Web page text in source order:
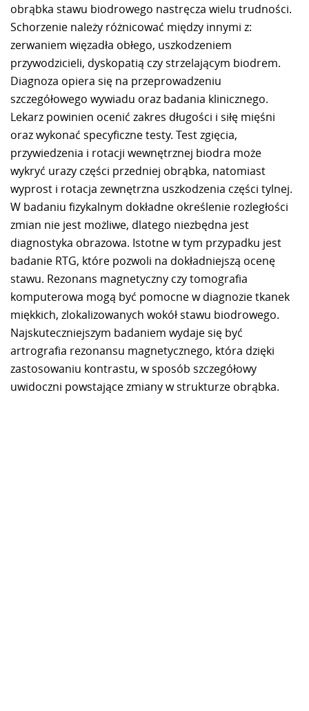
obrąbka stawu biodrowego nastręcza wielu trudności.
Schorzenie należy różnicować między innymi z:
zerwaniem więzadła obłego, uszkodzeniem
przywodzicieli, dyskopatią czy strzelającym biodrem.
Diagnoza opiera się na przeprowadzeniu
szczegółowego wywiadu oraz badania klinicznego.
Lekarz powinien ocenić zakres długości i siłę mięśni
oraz wykonać specyficzne testy. Test zgięcia,
przywiedzenia i rotacji wewnętrznej biodra może
wykryć urazy części przedniej obrąbka, natomiast
wyprost i rotacja zewnętrzna uszkodzenia części tylnej.
W badaniu fizykalnym dokładne określenie rozległości
zmian nie jest możliwe, dlatego niezbędna jest
diagnostyka obrazowa. Istotne w tym przypadku jest
badanie RTG, które pozwoli na dokładniejszą ocenę
stawu. Rezonans magnetyczny czy tomografia
komputerowa mogą być pomocne w diagnozie tkanek
miękkich, zlokalizowanych wokół stawu biodrowego.
Najskuteczniejszym badaniem wydaje się być
artrografia rezonansu magnetycznego, która dzięki
zastosowaniu kontrastu, w sposób szczegółowy
uwidoczni powstające zmiany w strukturze obrąbka.